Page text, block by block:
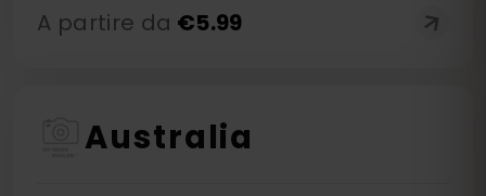
A partire da €5.99
Australia